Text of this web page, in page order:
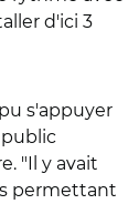
d'ici 3
s'appuyer
public
"Il y avait
permettant